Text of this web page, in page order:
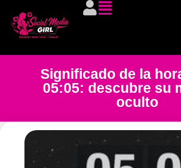
Significado de la
05:05: descubre su
oculto